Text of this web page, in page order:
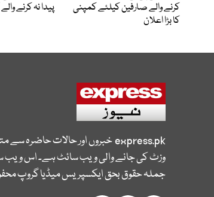
کرنے والے صارفین کیلئے کمپنی
کا بڑا اعلان
پیدا نہ کرنے
express.pkخبروں اور حالات حاضرہ سے
وزٹ کی جانے والی ویب سائٹ ہے۔ اس ویب
جملہ حقوق بحق ایکسپریس میڈیا گروپ